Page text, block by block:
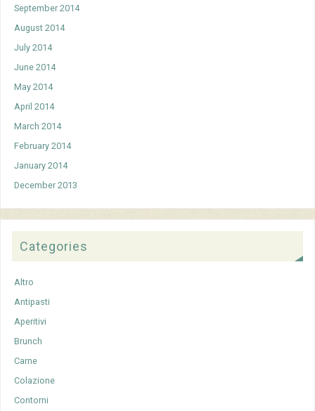
September 2014
August 2014
July 2014
June 2014
May 2014
April 2014
March 2014
February 2014
January 2014
December 2013
Categories
Altro
Antipasti
Aperitivi
Brunch
Carne
Colazione
Contorni